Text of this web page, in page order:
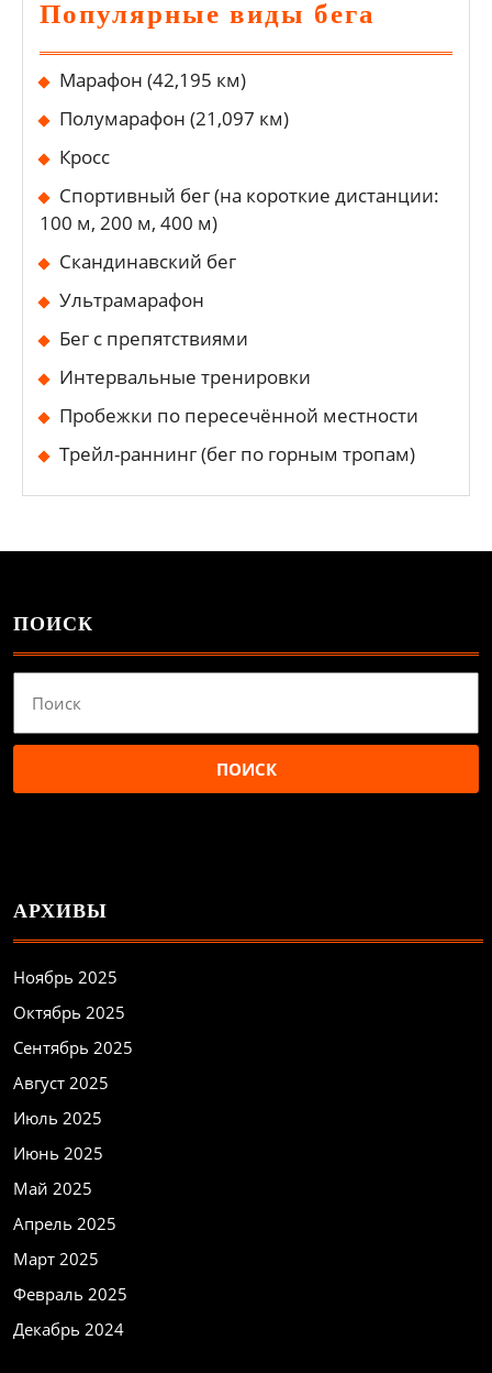
Популярные виды бега
Марафон (42,195 км)
Полумарафон (21,097 км)
Кросс
Спортивный бег (на короткие дистанции:
100 м, 200 м, 400 м)
Скандинавский бег
Ультрамарафон
Бег с препятствиями
Интервальные тренировки
Пробежки по пересечённой местности
Трейл-раннинг (бег по горным тропам)
ПОИСК
АРХИВЫ
Ноябрь 2025
Октябрь 2025
Сентябрь 2025
Август 2025
Июль 2025
Июнь 2025
Май 2025
Апрель 2025
Март 2025
Февраль 2025
Декабрь 2024